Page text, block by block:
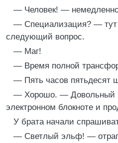
— Человек! — немедленно
— Специализация? — тут
следующий вопрос.
— Маг!
— Время полной
— Пять часов пятьдесят
— Хорошо. — Довольный
электронном блокноте и
У брата начали
— Светлый эльф! —